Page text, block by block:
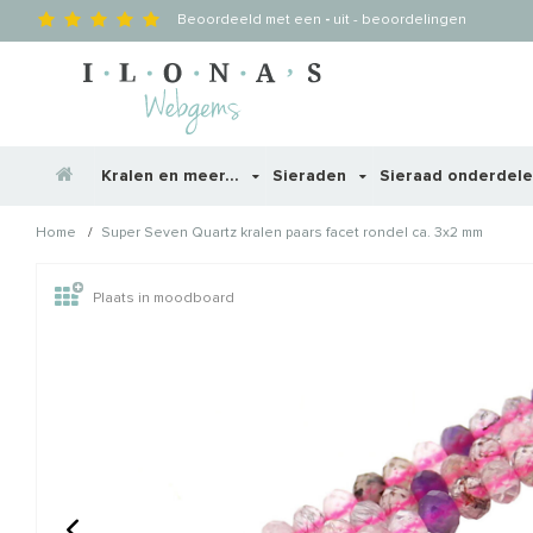
Beoordeeld met een - uit - beoordelingen
Kralen en meer... Sieraden Sieraad
Home / Super Seven Quartz kralen paars facet rondel ca. 3x2 mm
Wellicht zijn deze
Plaats in moodboard